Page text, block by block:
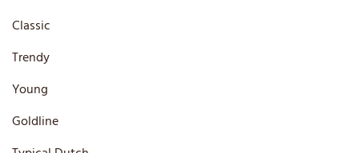
Classic
Trendy
Young
Goldline